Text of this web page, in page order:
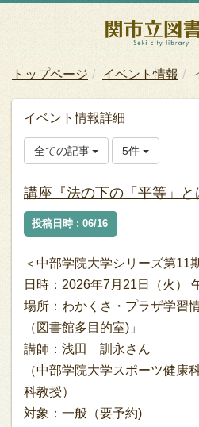
トップページ イベント情報
イベント情報詳細
全ての記事 5件
講座『法の下の「平等」と
投稿日時 : 06/16
＜中部学院大学シリーズ第11
日時：2026年7月21日（火）
場所：わかくさ・プラザ学習
（図書館多目的室)」
講師：浅田 訓永さん
（中部学院大学スポーツ健康
科教授）
対象：一般（要予約)